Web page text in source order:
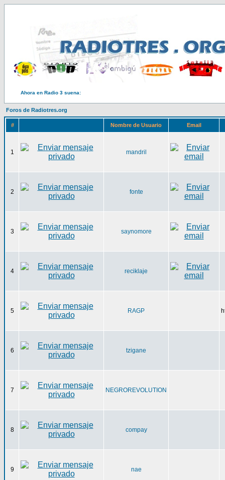
Ahora en Radio 3 suena:
Foros de Radiotres.org
# Nombre de Usuario Email
1 mandril
2 fonte
3 saynomore
4 reciklaje
5 RAGP
6 tzigane
7 NEGROREVOLUTION
8 compay
9 nae